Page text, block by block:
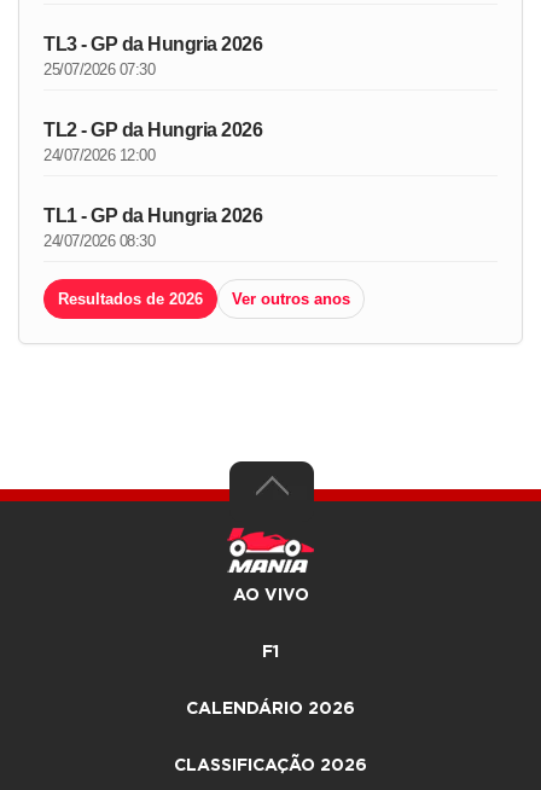
TL3 - GP da Hungria 2026
25/07/2026 07:30
TL2 - GP da Hungria 2026
24/07/2026 12:00
TL1 - GP da Hungria 2026
24/07/2026 08:30
Resultados de 2026 Ver outros anos
AO VIVO
F1
CALENDÁRIO 2026
CLASSIFICAÇÃO 2026